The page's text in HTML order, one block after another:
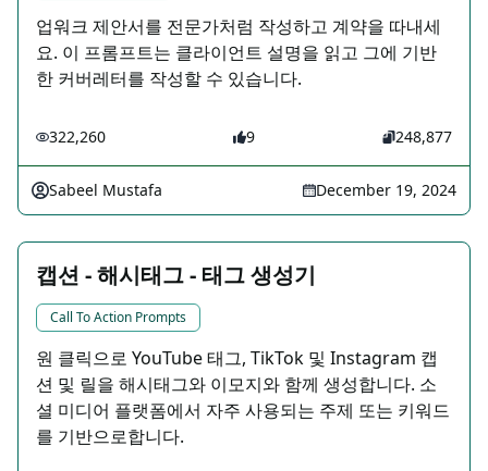
업워크 제안서를 전문가처럼 작성하고 계약을 따내세
요. 이 프롬프트는 클라이언트 설명을 읽고 그에 기반
한 커버레터를 작성할 수 있습니다.
322,260 9 248,877
Sabeel Mustafa December 19, 2024
캡션 - 해시태그 - 태그 생성기
Call To Action Prompts
원 클릭으로 YouTube 태그, TikTok 및 Instagram 캡
션 및 릴을 해시태그와 이모지와 함께 생성합니다. 소
셜 미디어 플랫폼에서 자주 사용되는 주제 또는 키워드
를 기반으로합니다.